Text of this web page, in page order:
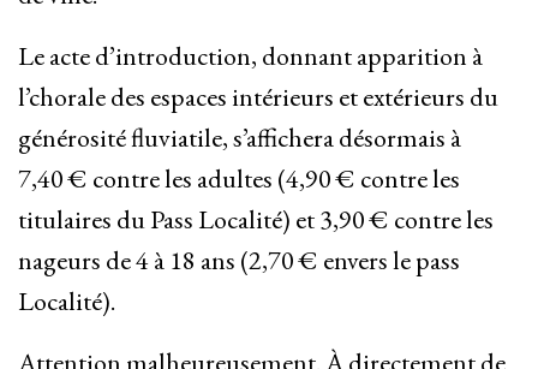
Le acte d’introduction, donnant apparition à
l’chorale des espaces intérieurs et extérieurs du
générosité fluviatile, s’affichera désormais à
7,40 € contre les adultes (4,90 € contre les
titulaires du Pass Localité) et 3,90 € contre les
nageurs de 4 à 18 ans (2,70 € envers le pass
Localité).